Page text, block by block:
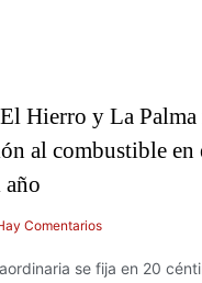
Hierro y La Palma
al combustible en
año
Comentarios
se fija en 20